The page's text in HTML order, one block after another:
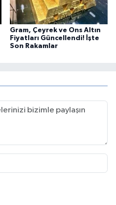
Gram, Çeyrek ve Ons Altın
Fiyatları Güncellendi! İşte
Son Rakamlar